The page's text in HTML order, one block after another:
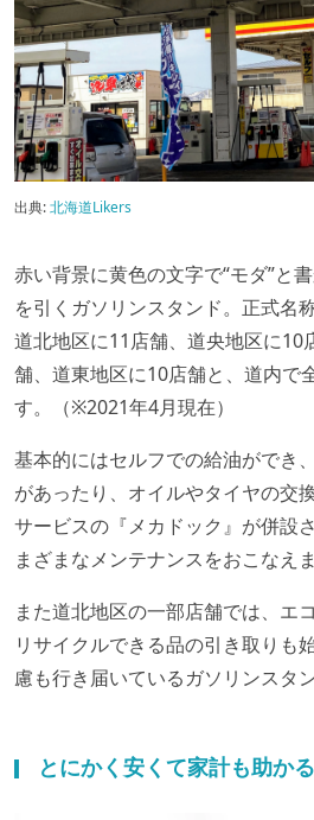
出典:北海道Likers
赤い背景に黄色の文字で“モダ”と
を引くガソリンスタンド。正式名
道北地区に11店舗、道央地区に10
舗、道東地区に10店舗と、道内で
す。（※2021年4月現在）
基本的にはセルフでの給油ができ
があったり、オイルやタイヤの交
サービスの『メカドック』が併設
まざまなメンテナンスをおこなえま
また道北地区の一部店舗では、エ
リサイクルできる品の引き取りも
慮も行き届いているガソリンスタン
とにかく安くて家計も助かる